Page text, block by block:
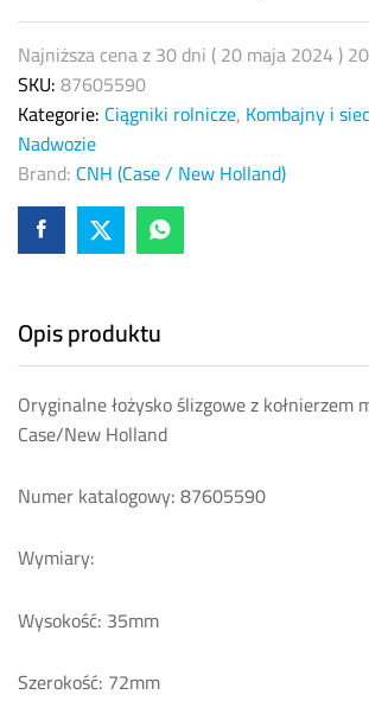
87605590
quantity
Najniższa cena z 30 dni (20 maja 2024)
SKU:87605590
Kategorie: Ciągniki rolnicze, Kombajny i
Nadwozie
Brand: CNH (Case / New Holland)
Opis produktu
Oryginalne łożysko ślizgowe z kołnierzem
Case/New Holland
Numer katalogowy: 87605590
Wymiary:
Wysokość: 35mm
Szerokość: 72mm